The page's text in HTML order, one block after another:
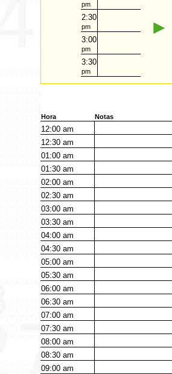
pm
2:30
pm
3:00
pm
3:30
pm
►
Hora Notas
12:00am
12:30am
01:00am
01:30am
02:00am
02:30am
03:00am
03:30am
04:00am
04:30am
05:00am
05:30am
06:00am
06:30am
07:00am
07:30am
08:00am
08:30am
09:00am